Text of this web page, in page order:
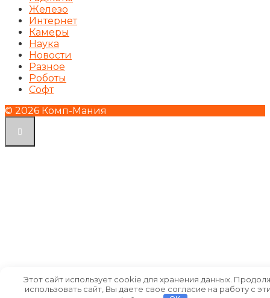
Железо
Интернет
Камеры
Наука
Новости
Разное
Роботы
Софт
© 2026 Комп-Мания
Этот сайт использует cookie для хранения данных.
использовать сайт, Вы даете свое согласие на работу с